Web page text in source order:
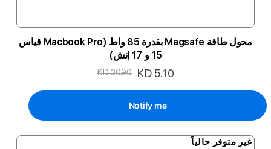
محول طاقة Magsafe بقدرة 85 واط (Macbook Pro قياس
15 و 17 إنش)
السعر
KD 5.10
KD 30.90
Notify me
غير متوفر حالياً